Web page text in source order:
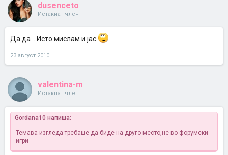
dusenceto
Истакнат член
Да да .. Исто мислам и јас
23 август 2010
valentina-m
Истакнат член
Gordana10 напиша:
Темава изгледа требаше да биде на друго место,не во форумски
игри